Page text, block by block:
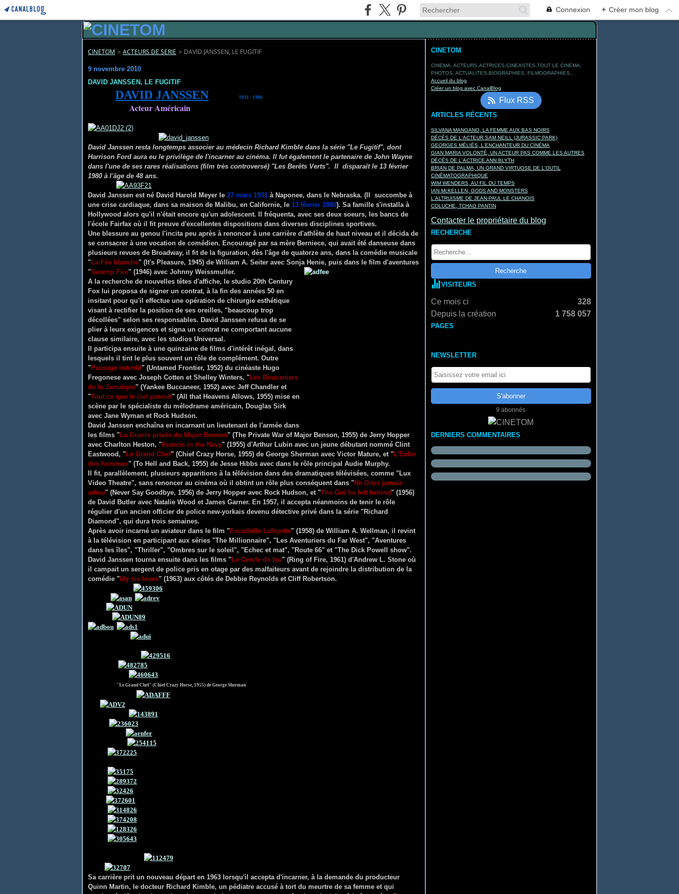
Connexion + Créer mon blog
CINETOM > ACTEURS DE SERIE > DAVID JANSSEN, LE FUGITIF
9 novembre 2010
DAVID JANSSEN, LE FUGITIF
DAVID JANSSEN 1931 - 1980
Acteur Américain
David Janssen resta longtemps associer au médecin Richard Kimble dans la série "Le Fugitif", dont
Harrison Ford aura eu le privilège de l'incarner au cinéma. Il fut également le partenaire de John Wayne
dans l'une de ses rares réalisations (film très controversé) "Les Berêts Verts". Il disparaît le 13 février
1980 à l'âge de 48 ans.
David Janssen est né David Harold Meyer le 27 mars 1931 à Naponee, dans le Nebraska. (Il succombe à
une crise cardiaque, dans sa maison de Malibu, en Californie, le 13 février 1980). Sa famille s'installa à
Hollywood alors qu'il n'était encore qu'un adolescent. Il fréquenta, avec ses deux soeurs, les bancs de
l'école Fairfax où il fit preuve d'excellentes dispositions dans diverses disciplines sportives.
Une blessure au genou l'incita peu après à renoncer à une carrière d'athlète de haut niveau et il décida de
se consacrer à une vocation de comédien. Encouragé par sa mère Berniece, qui avait été danseuse dans
plusieurs revues de Broadway, il fit de la figuration, dès l'âge de quatorze ans, dans la comédie musicale
"La Fée blanche" (It's Pleasure, 1945) de William A. Seiter avec Sonja Henie, puis dans le film d'aventures
"Swamp Fire" (1946) avec Johnny Weissmuller.
A la recherche de nouvelles têtes d'affiche, le studio 20th Century
Fox lui proposa de signer un contrat, à la fin des années 50 en
insitant pour qu'il effectue une opération de chirurgie esthétique
visant à rectifier la position de ses oreilles, "beaucoup trop
décollées" selon ses responsables. David Janssen refusa de se
plier à leurx exigences et signa un contrat ne comportant aucune
clause similaire, avec les studios Universal.
Il participa ensuite à une quinzaine de films d'intérêt inégal, dans
lesquels il tint le plus souvent un rôle de complément. Outre
"Passage interdit" (Untamed Frontier, 1952) du cinéaste Hugo
Fregonese avec Joseph Cotten et Shelley Winters, "Les Boucaniers
de la Jamaïque" (Yankee Buccaneer, 1952) avec Jeff Chandler et
"Tout ce que le ciel permet" (All that Heavens Allows, 1955) mise en
scène par le spécialiste du mélodrame américain, Douglas Sirk
avec Jane Wyman et Rock Hudson.
David Janssen enchaîna en incarnant un lieutenant de l'armée dans
les films "La Guerre privée du Major Benson" (The Private War of Major Benson, 1955) de Jerry Hopper
avec Charlton Heston, "Francis in the Navy" (1955) d'Arthur Lubin avec un jeune débutant nommé Clint
Eastwood, "Le Grand Chef" (Chief Crazy Horse, 1955) de George Sherman avec Victor Mature, et "L'Enfer
des hommes" (To Hell and Back, 1955) de Jesse Hibbs avec dans le rôle principal Audie Murphy.
Il fit, parallèlement, plusieurs apparitions à la télévision dans des dramatiques télévisées, comme "Lux
Video Theatre", sans renoncer au cinéma où il obtint un rôle plus conséquent dans "Ne Dites jamais
adieu" (Never Say Goodbye, 1956) de Jerry Hopper avec Rock Hudson, et "The Girl he left behind " (1956)
de David Butler avec Natalie Wood et James Garner. En 1957, il accepta néanmoins de tenir le rôle
régulier d'un ancien officier de police new-yorkais devenu détective privé dans la série "Richard
Diamond", qui dura trois semaines.
Après avoir incarné un aviateur dans le film "Escadrille Lafayette" (1958) de William A. Wellman, il revint
à la télévision en participant aux séries "The Millionnaire", "Les Aventuriers du Far West", "Aventures
dans les îles", "Thriller", "Ombres sur le soleil", "Echec et mat", "Route 66" et "The Dick Powell show".
David Janssen tourna ensuite dans les films "Le Cercle de feu" (Ring of Fire, 1961) d'Andrew L. Stone où
il campait un sergent de police pris en otage par des malfaiteurs avant de rejoindre la distribution de la
comédie "My six loves" (1963) aux côtés de Debbie Reynolds et Cliff Robertson.
"Le Grand Chef" (Chief Crazy Horse, 1955) de George Sherman
Sa carrière prit un nouveau départ en 1963 lorsqu'il accepta d'incarner, à la demande du producteur
Quinn Martin, le docteur Richard Kimble, un pédiatre accusé à tort du meurtre de sa femme et qui
CINETOM
CINEMA, ACTEURS,ACTRICES,CINEASTES,TOUT LE CINEMA,
PHOTOS, ACTUALITES,BIOGRAPHIES, FILMOGRAPHIES...
Accueil du blog
Créer un blog avec CanalBlog
Flux RSS
ARTICLES RÉCENTS
SILVANA MANGANO, LA FEMME AUX BAS NOIRS
DÉCÈS DE L'ACTEUR SAM NEILL (JURASSIC PARK)
GEORGES MÉLIÈS, L'ENCHANTEUR DU CINÉMA
GIAN MARIA VOLONTÉ, UN ACTEUR PAS COMME LES AUTRES
DÉCÈS DE L'ACTRICE ANN BLYTH
BRIAN DE PALMA, UN GRAND VIRTUOSE DE L'OUTIL
CINÉMATOGRAPHIQUE
WIM WENDERS, AU FIL DU TEMPS
IAN McKELLEN, GODS AND MONSTERS
L'ALTRUISME DE JEAN-PAUL LE CHANOIS
COLUCHE, TCHAO PANTIN
Contacter le propriétaire du blog
RECHERCHE
VISITEURS
Ce mois ci
328
Depuis la création
1 758 057
PAGES
NEWSLETTER
9 abonnés
DERNIERS COMMENTAIRES